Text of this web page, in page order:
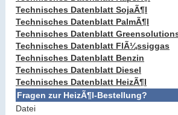
Technisches Datenblatt SojaÃ¶l
Technisches Datenblatt PalmÃ¶l
Technisches Datenblatt
Technisches Datenblatt FlÃ¼ssiggas
Technisches Datenblatt Benzin
Technisches Datenblatt Diesel
Technisches Datenblatt HeizÃ¶l
Fragen zur HeizÃ¶l-Bestellung?
Datei